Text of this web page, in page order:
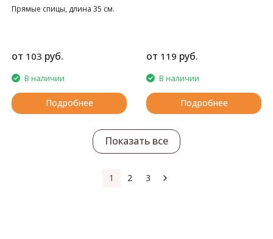
Прямые спицы, длина 35 см.
от 103 руб.
В наличии
Подробнее
от 119 руб.
В наличии
Подробнее
Показать все
1 2 3